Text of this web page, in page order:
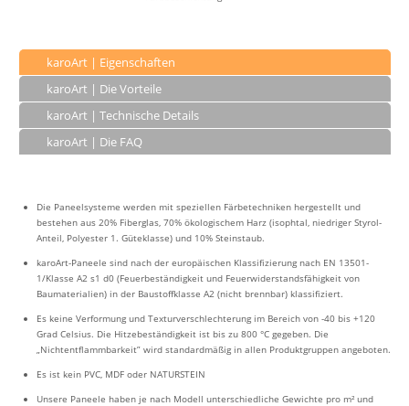
karoArt | Eigenschaften
karoArt | Die Vorteile
karoArt | Technische Details
karoArt | Die FAQ
Die Paneelsysteme werden mit speziellen Färbetechniken hergestellt und
bestehen aus 20% Fiberglas, 70% ökologischem Harz (isophtal, niedriger Styrol-
Anteil, Polyester 1. Güteklasse) und 10% Steinstaub.
karoArt-Paneele sind nach der europäischen Klassifizierung nach EN 13501-
1/Klasse A2 s1 d0 (Feuerbeständigkeit und Feuerwiderstandsfähigkeit von
Baumaterialien) in der Baustoffklasse A2 (nicht brennbar) klassifiziert.
Es keine Verformung und Texturverschlechterung im Bereich von -40 bis +120
Grad Celsius. Die Hitzebeständigkeit ist bis zu 800 °C gegeben. Die
„Nichtentflammbarkeit” wird standardmäßig in allen Produktgruppen angeboten.
Es ist kein PVC, MDF oder NATURSTEIN
Unsere Paneele haben je nach Modell unterschiedliche Gewichte pro m² und